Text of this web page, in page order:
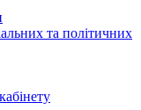
та політичних